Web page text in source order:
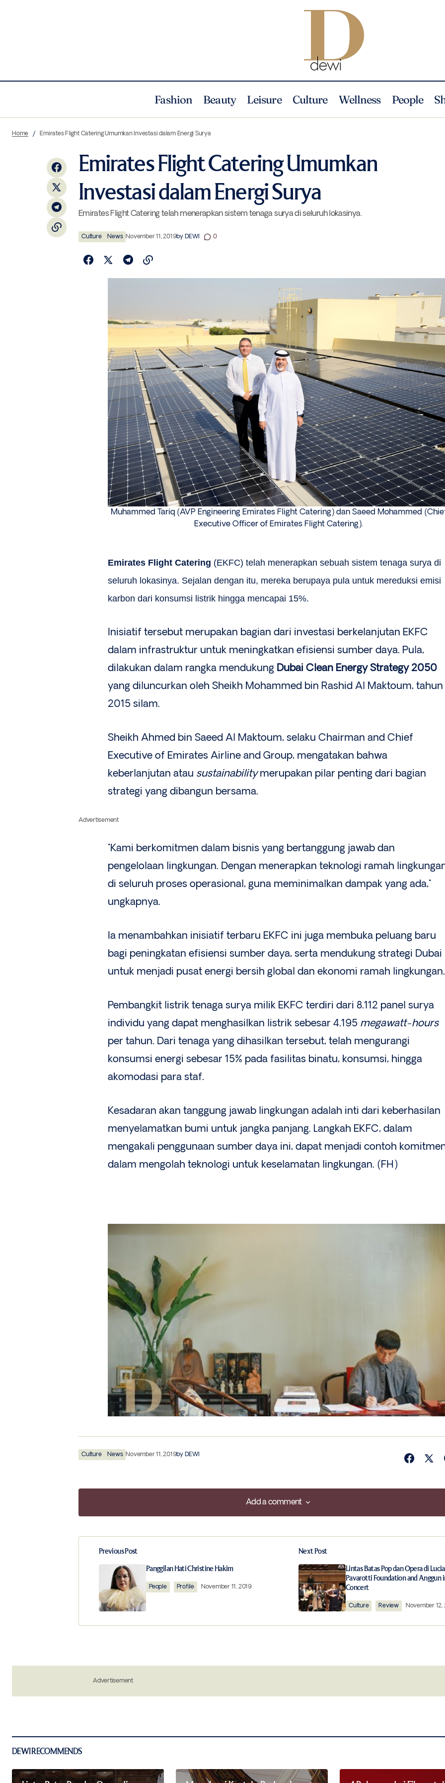
Fashion Beauty Leisure Culture Wellness People
Panggilan Hati Christine Hakim
Home Emirates Flight Catering Umumkan Investasi dalam Energi Surya
Emirates Flight Catering Umumkan
Investasi dalam Energi Surya
Emirates Flight Catering telah menerapkan sistem tenaga surya di seluruh lokasinya.
Culture News November 11, 2019by DEWI 0
Muhammed Tariq (AVP Engineering Emirates Flight Catering) dan Saeed Mohammed
Executive Officer of Emirates Flight Catering).
Emirates Flight Catering (EKFC) telah menerapkan sebuah sistem tenaga surya di
seluruh lokasinya. Sejalan dengan itu, mereka berupaya pula untuk mereduksi emisi
karbon dari konsumsi listrik hingga mencapai 15%.
Inisiatif tersebut merupakan bagian dari investasi berkelanjutan EKFC
dalam infrastruktur untuk meningkatkan efisiensi sumber daya. Pula,
dilakukan dalam rangka mendukung Dubai Clean Energy Strategy 2050
yang diluncurkan oleh Sheikh Mohammed bin Rashid Al Maktoum, tahun
2015 silam.
Sheikh Ahmed bin Saeed Al Maktoum, selaku Chairman and Chief
Executive of Emirates Airline and Group, mengatakan bahwa
keberlanjutan atau sustainabilitymerupakan pilar penting dari bagian
strategi yang dibangun bersama.
Advertisement
"Kami berkomitmen dalam bisnis yang bertanggung jawab dan
pengelolaan lingkungan. Dengan menerapkan teknologi ramah
di seluruh proses operasional, guna meminimalkan dampak yang ada,"
ungkapnya.
Ia menambahkan inisiatif terbaru EKFC ini juga membuka peluang baru
bagi peningkatan efisiensi sumber daya, serta mendukung strategi Dubai
untuk menjadi pusat energi bersih global dan ekonomi ramah lingkungan.
Pembangkit listrik tenaga surya milik EKFC terdiri dari 8.112 panel surya
individu yang dapat menghasilkan listrik sebesar 4.195 megawatt-hours
per tahun. Dari tenaga yang dihasilkan tersebut, telah mengurangi
konsumsi energi sebesar 15% pada fasilitas binatu, konsumsi, hingga
akomodasi para staf.
Kesadaran akan tanggung jawab lingkungan adalah inti dari keberhasilan
menyelamatkan bumi untuk jangka panjang. Langkah EKFC, dalam
mengakali penggunaan sumber daya ini, dapat menjadi contoh
dalam mengolah teknologi untuk keselamatan lingkungan. (FH)
Culture News November 11, 2019by DEWI
Add a comment
Add a comment
Your email address will not be published. Required fields are marked*
Comment*
Save my name, email, and website in this browser for
Previous Post
Panggilan Hati Christine Hakim
People Profile November 11, 2019
Next Post
Lintas Batas Pop dan Opera di
Pavarotti Foundation and Anggun
Concert
Culture Review November 12,
Advertisement
DEWI RECOMMENDS